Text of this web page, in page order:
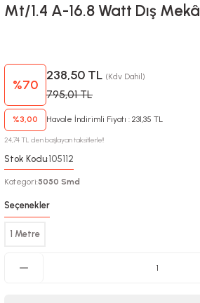
Mt/1.4 A-16.8 Watt Dış
%70
238,50 TL (Kdv Dahil)
795,01 TL
%3,00 Havale İndirimli Fiyatı : 231,35 TL
24,74 TL den başlayan taksitlerle!!
Stok Kodu:105112
Kategori:5050 Smd
Seçenekler
1 Metre